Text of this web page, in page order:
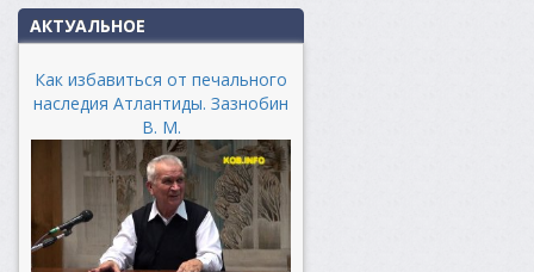
АКТУАЛЬНОЕ
Как избавиться от печального
наследия Атлантиды. Зазнобин
В. М.